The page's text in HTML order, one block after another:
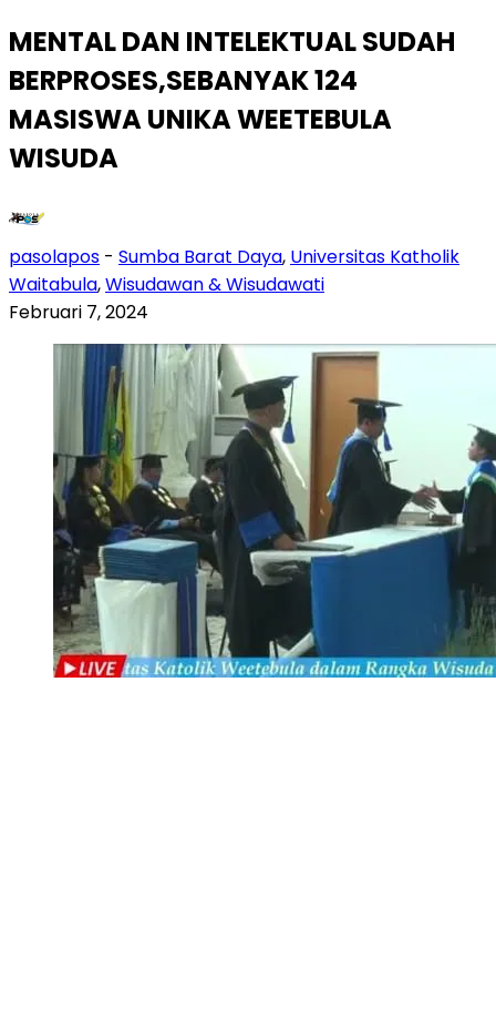
MENTAL DAN INTELEKTUAL SUDAH
BERPROSES,SEBANYAK 124
MASISWA UNIKA WEETEBULA
WISUDA
pasolapos - Sumba Barat Daya, Universitas Katholik
Waitabula,Wisudawan & Wisudawati
Februari 7, 2024